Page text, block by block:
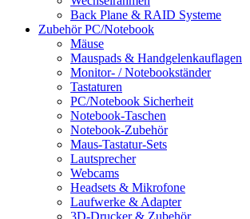
Back Plane & RAID Systeme
Zubehör PC/Notebook
Mäuse
Mauspads & Handgelenkauflagen
Monitor- / Notebookständer
Tastaturen
PC/Notebook Sicherheit
Notebook-Taschen
Notebook-Zubehör
Maus-Tastatur-Sets
Lautsprecher
Webcams
Headsets & Mikrofone
Laufwerke & Adapter
3D-Drucker & Zubehör